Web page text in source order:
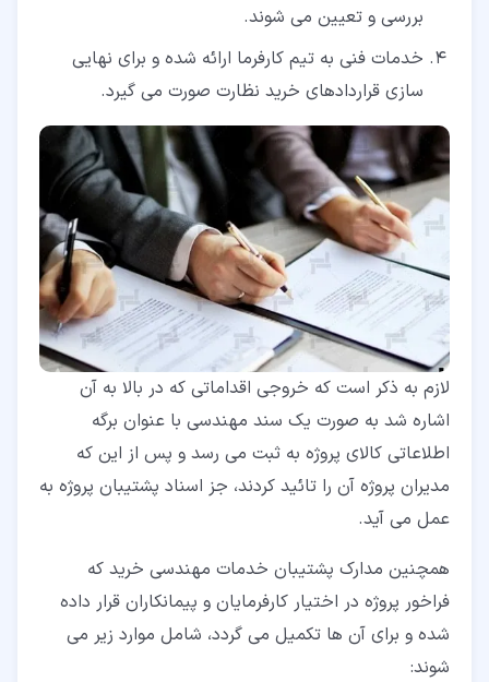
بررسی و تعیین می شوند.
خدمات فنی به تیم کارفرما ارائه شده و برای نهایی
سازی قراردادهای خرید نظارت صورت می گیرد.
لازم به ذکر است که خروجی اقداماتی که در بالا به آن
اشاره شد به صورت یک سند مهندسی با عنوان برگه
اطلاعاتی کالای پروژه به ثبت می رسد و پس از این که
مدیران پروژه آن را تائید کردند، جز اسناد پشتیبان پروژه به
عمل می آید.
همچنین مدارک پشتیبان خدمات مهندسی خرید که
فراخور پروژه در اختیار کارفرمایان و پیمانکاران قرار داده
شده و برای آن ها تکمیل می گردد، شامل موارد زیر می
شوند: